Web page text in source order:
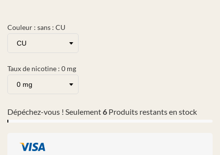
Couleur : sans : CU
Taux de nicotine : 0 mg
Dépéchez-vous ! Seulement6 Produits restants en stock